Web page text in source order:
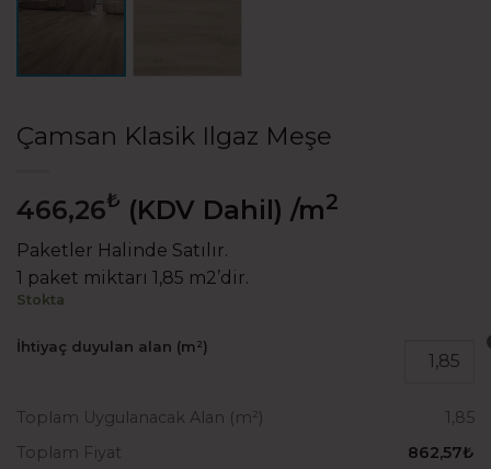
Çamsan Klasik Ilgaz Meşe
466,26₺ (KDV Dahil) /m2
Paketler Halinde Satılır.
1 paket miktarı 1,85 m2’dir.
Stokta
İhtiyaç duyulan alan (m²)
Toplam Uygulanacak Alan (m²)
1,85
Toplam Fiyat
862,57₺